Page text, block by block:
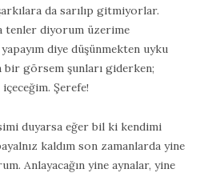
da sarılıp gitmiyorlar.
tenler diyorum üzerime
diye düşünmekten uyku
bir görsem şunları giderken;
Şerefe!
duyarsa eğer bil ki kendimi
kaldım son zamanlarda yine
Anlayacağın yine aynalar, yine